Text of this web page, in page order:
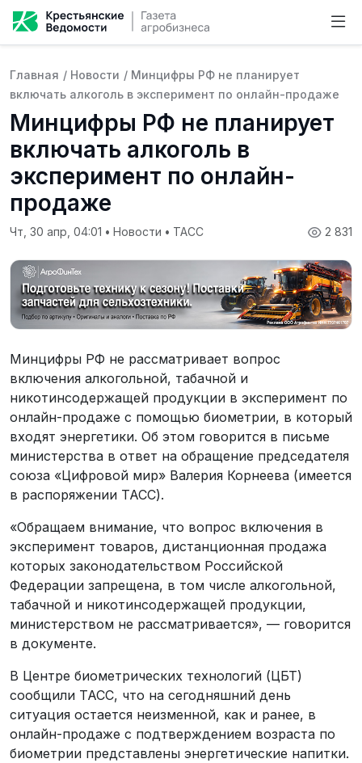
Главная / Новости / Минцифры РФ не планирует
включать алкоголь в эксперимент по онлайн-продаже
Минцифры РФ не планирует
включать алкоголь в
эксперимент по онлайн-
продаже
2 831
Чт, 30 апр, 04:01 • Новости • ТАСС
Минцифры РФ не рассматривает вопрос
включения алкогольной, табачной и
никотинсодержащей продукции в эксперимент по
онлайн-продаже с помощью биометрии, в который
входят энергетики. Об этом говорится в письме
министерства в ответ на обращение председателя
союза «Цифровой мир» Валерия Корнеева (имеется
в распоряжении ТАСС).
«Обращаем внимание, что вопрос включения в
эксперимент товаров, дистанционная продажа
которых законодательством Российской
Федерации запрещена, в том числе алкогольной,
табачной и никотинсодержащей продукции,
министерством не рассматривается», — говорится
в документе.
В Центре биометрических технологий (ЦБТ)
сообщили ТАСС, что на сегодняшний день
ситуация остается неизменной, как и ранее, в
онлайн-продаже с подтверждением возраста по
биометрии представлены энергетические напитки.